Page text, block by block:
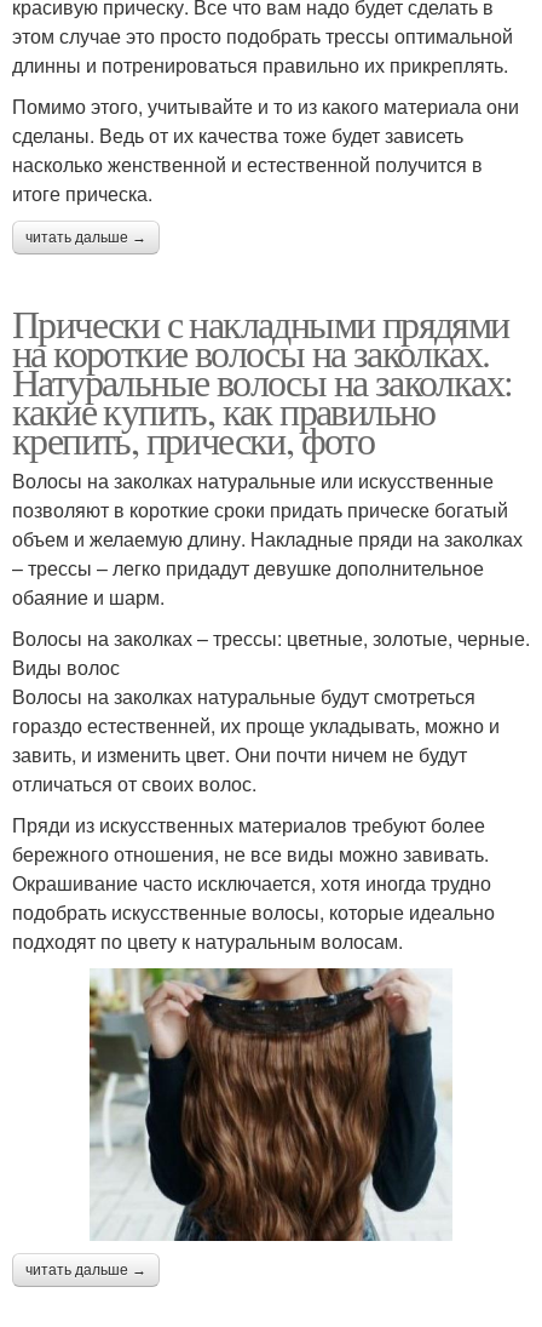
красивую прическу. Все что вам надо будет сделать в
этом случае это просто подобрать трессы оптимальной
длинны и потренироваться правильно их прикреплять.
Помимо этого, учитывайте и то из какого материала они
сделаны. Ведь от их качества тоже будет зависеть
насколько женственной и естественной получится в
итоге прическа.
читать дальше →
Прически с накладными прядями
на короткие волосы на заколках.
Натуральные волосы на заколках:
какие купить, как правильно
крепить, прически, фото
Волосы на заколках натуральные или искусственные
позволяют в короткие сроки придать прическе богатый
объем и желаемую длину. Накладные пряди на заколках
– трессы – легко придадут девушке дополнительное
обаяние и шарм.
Волосы на заколках – трессы: цветные, золотые, черные.
Виды волос
Волосы на заколках натуральные будут смотреться
гораздо естественней, их проще укладывать, можно и
завить, и изменить цвет. Они почти ничем не будут
отличаться от своих волос.
Пряди из искусственных материалов требуют более
бережного отношения, не все виды можно завивать.
Окрашивание часто исключается, хотя иногда трудно
подобрать искусственные волосы, которые идеально
подходят по цвету к натуральным волосам.
читать дальше →